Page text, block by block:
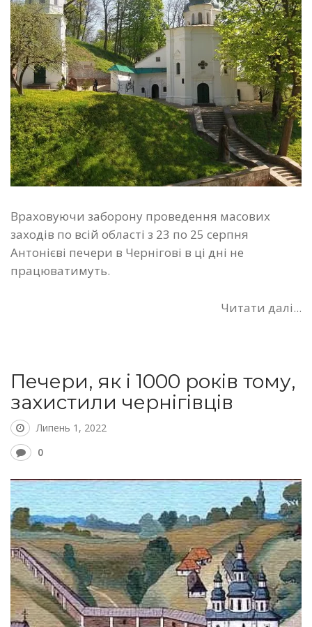
Враховуючи заборону проведення масових
заходів по всій області з 23 по 25 серпня
Антонієві печери в Чернігові в ці дні не
працюватимуть.
Читати далі...
Печери, як і 1000 років тому,
захистили чернігівців
Липень 1, 2022
0